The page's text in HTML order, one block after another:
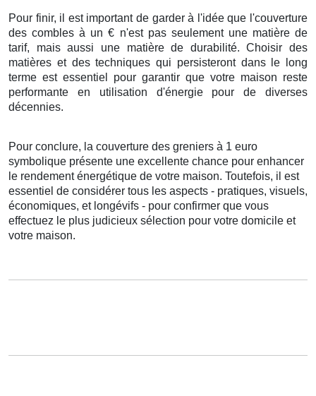
Pour finir, il est importantde garderà l'idéeque l'couverture
descombles à un € n'est pas seulementune matièrede
tarif, maisaussi une matièrede durabilité.Choisir des
matières et destechniques qui persisterontdans le
long
terme est essentiel pour garantir que votre maison reste
performante en utilisation d'énergiepour dediverses
décennies.
Pour conclure, la couverture des greniers à 1 euro
symbolique présente une excellente chance pour enhancer
le rendement énergétique de votre maison. Toutefois, il est
essentiel de considérer tous les aspects - pratiques, visuels,
économiques, et longévifs - pour confirmer que vous
effectuez le plus judicieux sélection pour votre domicile et
votre maison.